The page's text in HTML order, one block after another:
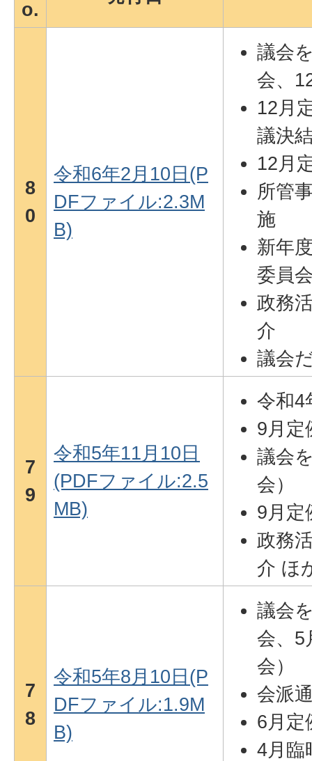
o.
8
0
令和6年2月10日(P
DFファイル:2.3M
B)
議会
会、
12月
議決
12月
所管
施
新年
委員
政務
介
議会
7
9
令和5年11月10日
(PDFファイル:2.5
MB)
令和4
9月定
議会
会）
9月定
政務
介 ほ
7
8
令和5年8月10日(P
DFファイル:1.9M
B)
議会
会、5
会）
会派
6月定
4月臨